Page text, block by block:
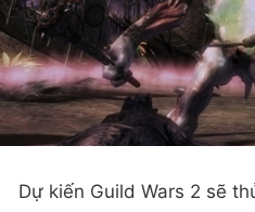
Dự kiến Guild Wars 2 sẽ